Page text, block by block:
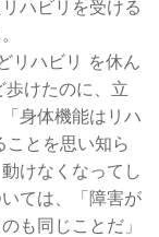
ハビリを受ける
リハビリ を休ん
けたのに、立
身体機能はリハ
ことを思い知ら
けなくなってし
ては、「障害が
も同じことだ」